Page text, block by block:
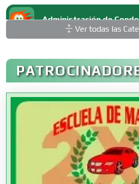
Administración de
Administración de
Agencias Aduanales
Agencias de Autos
Agencias de Cobranza
Ver todas las